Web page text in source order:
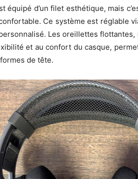
équipé d’un filet esthétique, mais
Ce système est réglable
Les oreillettes
et au confort du casque,
de tête.